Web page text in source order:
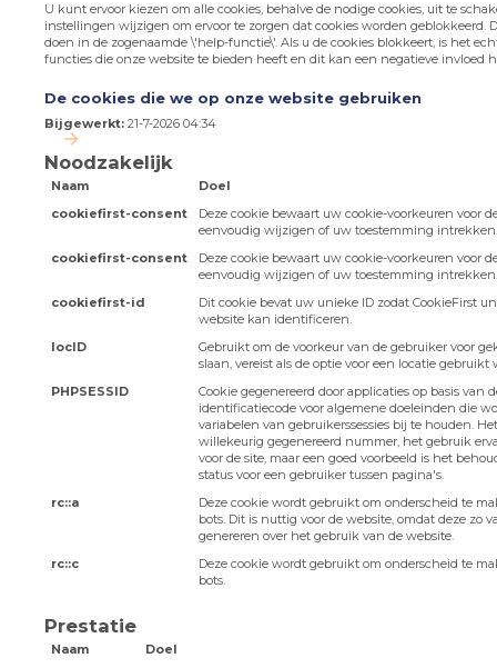
U kunt ervoor kiezen om alle cookies, behalve de nodige cookies, uit te
instellingen wijzigen om ervoor te zorgen dat cookies worden geblokkeerd.
doen in de zogenaamde \'help-functie\'. Als u de cookies blokkeert, is het
functies die onze website te bieden heeft en dit kan een negatieve invloed
De cookies die we op onze website gebruiken
Bijgewerkt: 21-7-2026 04:34
Noodzakelijk
Naam
Doel
cookiefirst-consent
Deze cookie bewaart uw cookie-voorkeuren voor
eenvoudig wijzigen of uw toestemming intrekken.
cookiefirst-consent
Deze cookie bewaart uw cookie-voorkeuren voor
eenvoudig wijzigen of uw toestemming intrekken.
cookiefirst-id
Dit cookie bevat uw unieke ID zodat CookieFirst
website kan identificeren.
locID
Gebruikt om de voorkeur van de gebruiker voor
slaan, vereist als de optie voor een locatie gebruikt
PHPSESSID
Cookie gegenereerd door applicaties op basis van
identificatiecode voor algemene doeleinden die
variabelen van gebruikerssessies bij te houden.
willekeurig gegenereerd nummer, het gebruik
voor de site, maar een goed voorbeeld is het
status voor een gebruiker tussen pagina's.
rc::a
Deze cookie wordt gebruikt om onderscheid te
bots. Dit is nuttig voor de website, omdat deze zo
genereren over het gebruik van de website.
rc::c
Deze cookie wordt gebruikt om onderscheid te
bots.
Prestatie
Naam
Doel